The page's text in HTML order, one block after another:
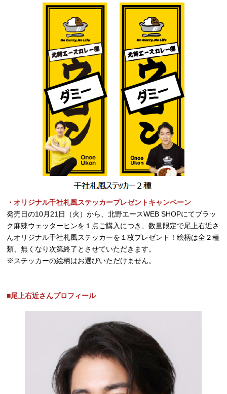
・オリジナル千社札風ステッカープレゼントキャンペーン
発売日の10月21日（火）から、北野エースWEB SHOPにてブラッ
ク麻辣ウェッターヒンを１点ご購入につき、数量限定で尾上右近さ
んオリジナル千社札風ステッカーを１枚プレゼント！絵柄は全２種
類、無くなり次第終了とさせていただきます。
※ステッカーの絵柄はお選びいただけません。
■尾上右近さんプロフィール